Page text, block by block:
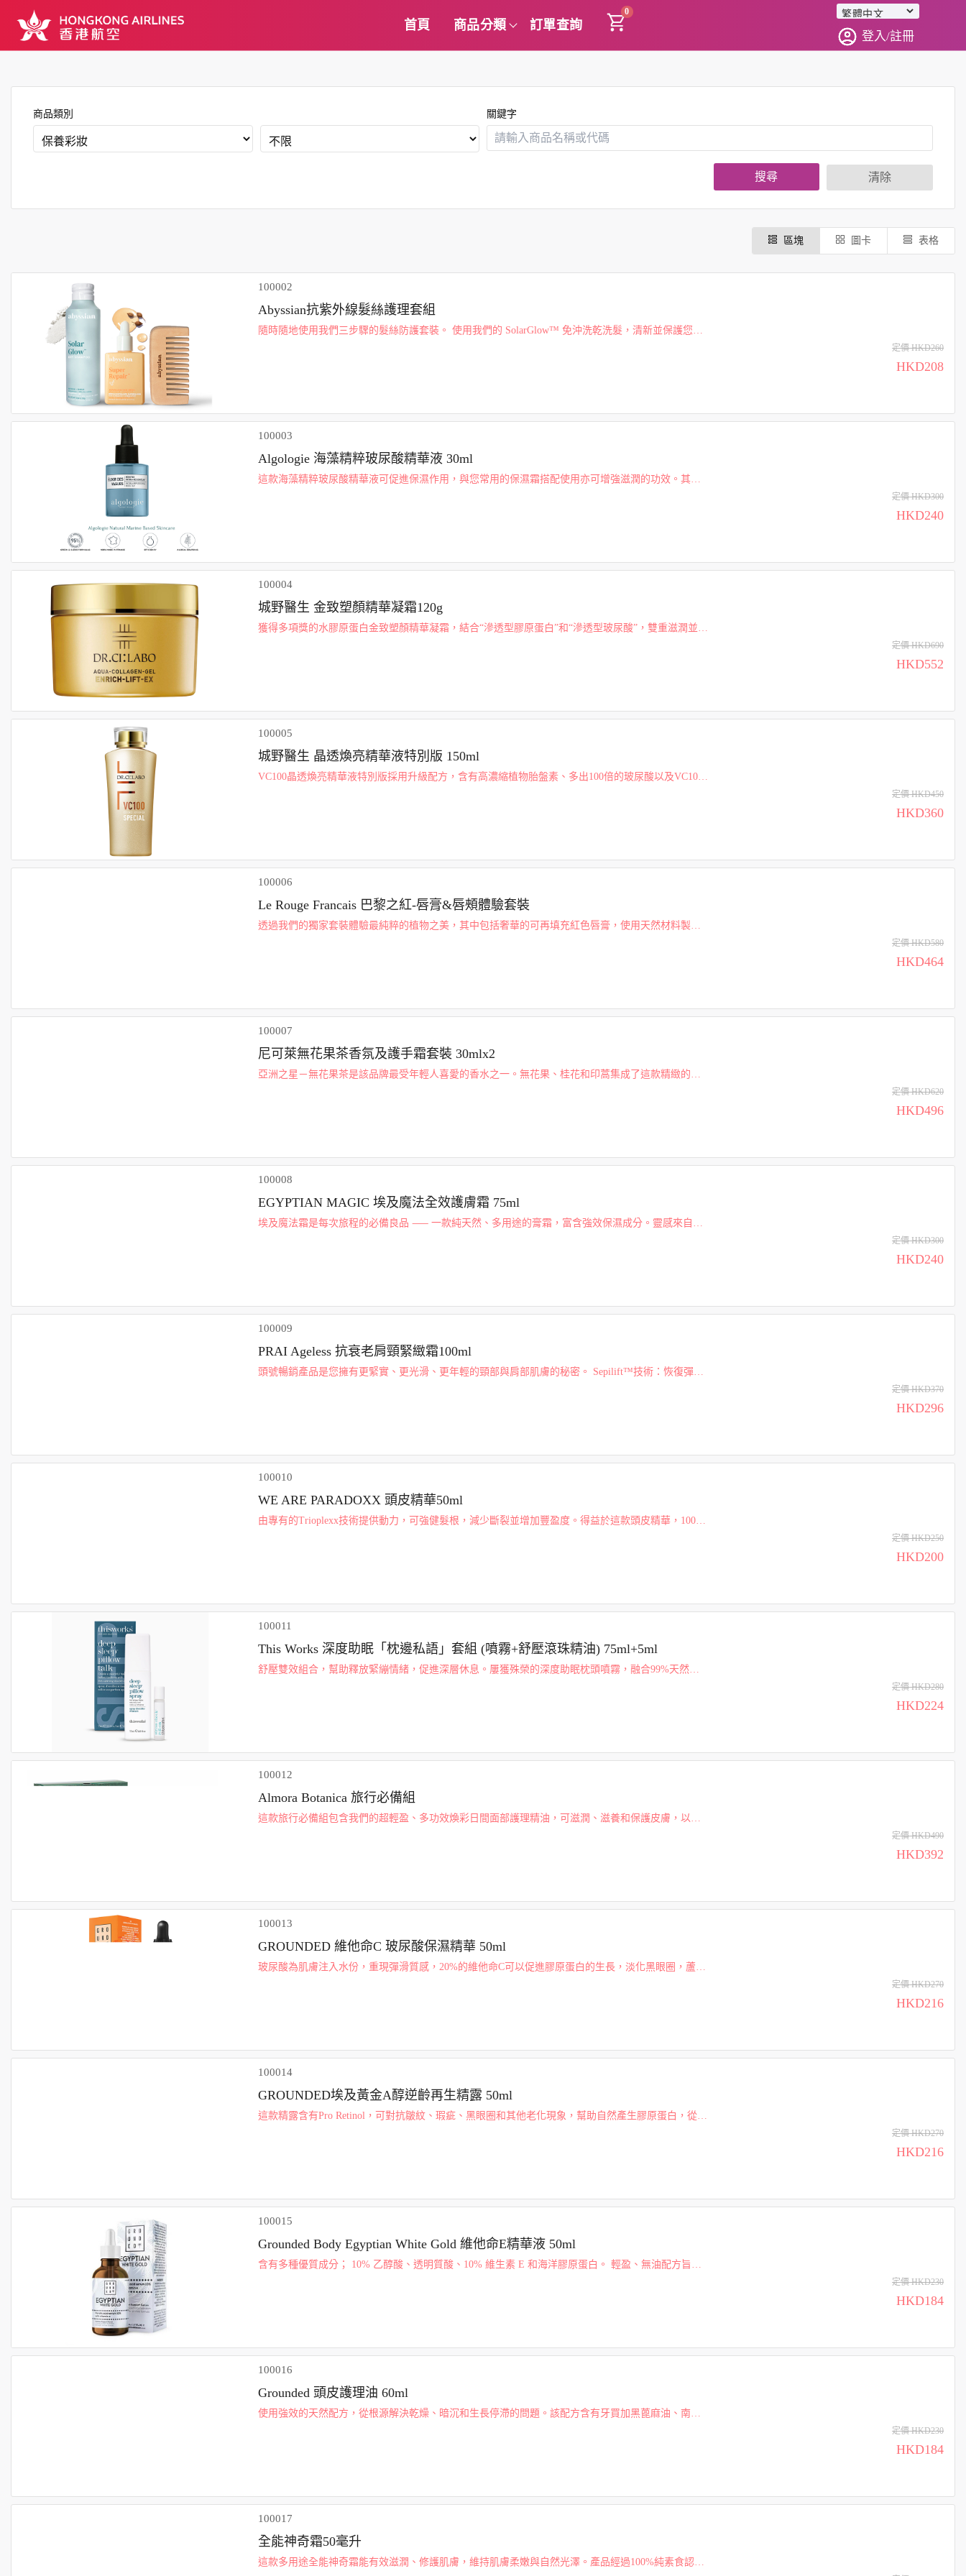
首頁 商品分類 訂單查詢
0
登入/註冊
商品類別 關鍵字
搜尋 清除
區塊 圖卡 表格
100002
Abyssian抗紫外線髮絲護理套組
隨時隨地使用我們三步驟的髮絲防護套裝。 使用我們的 SolarGlow™ 免沖洗乾洗髮，清新並保護您的
定價 HKD260
HKD208
100003
Algologie 海藻精粹玻尿酸精華液 30ml
這款海藻精粹玻尿酸精華液可促進保濕作用，與您常用的保濕霜搭配使用亦可增強滋潤的功效。其清
定價 HKD300
HKD240
100004
城野醫生 金致塑顏精華凝霜120g
獲得多項獎的水膠原蛋白金致塑顏精華凝霜，結合“滲透型膠原蛋白”和“滲透型玻尿酸”，雙重滋潤並提
定價 HKD690
HKD552
100005
城野醫生 晶透煥亮精華液特別版 150ml
VC100晶透煥亮精華液特別版採用升級配方，含有高濃縮植物胎盤素、多出100倍的玻尿酸以及VC100
定價 HKD450
HKD360
100006
Le Rouge Francais 巴黎之紅-唇膏&唇頰體驗套裝
透過我們的獨家套裝體驗最純粹的植物之美，其中包括奢華的可再填充紅色唇膏，使用天然材料製造
定價 HKD580
HKD464
100007
尼可萊無花果茶香氛及護手霜套裝 30mlx2
亞洲之星－無花果茶是該品牌最受年輕人喜愛的香水之一。無花果、桂花和印蒿集成了這款精緻的果
定價 HKD620
HKD496
100008
EGYPTIAN MAGIC 埃及魔法全效護膚霜 75ml
埃及魔法霜是每次旅程的必備良品 ⸺ 一款純天然、多用途的膏霜，富含強效保濕成分。靈感來自埃
定價 HKD300
HKD240
100009
PRAI Ageless 抗衰老肩頸緊緻霜100ml
頭號暢銷產品是您擁有更緊實、更光滑、更年輕的頸部與肩部肌膚的秘密。 Sepilift™技術：恢復彈
定價 HKD370
HKD296
100010
WE ARE PARADOXX 頭皮精華50ml
由專有的Trioplexx技術提供動力，可強健髮根，減少斷裂並增加豐盈度。得益於這款頭皮精華，100%
定價 HKD250
HKD200
100011
This Works 深度助眠「枕邊私語」套組 (噴霧+舒壓滾珠精油) 75ml+5ml
舒壓雙效組合，幫助釋放緊繃情緒，促進深層休息。屢獲殊榮的深度助眠枕頭噴霧，融合99%天然來
定價 HKD280
HKD224
100012
Almora Botanica 旅行必備組
這款旅行必備組包含我們的超輕盈、多功效煥彩日間面部護理精油，可滋潤、滋養和保護皮膚，以及
定價 HKD490
HKD392
100013
GROUNDED 維他命C 玻尿酸保濕精華 50ml
玻尿酸為肌膚注入水份，重現彈滑質感，20%的維他命C可以促進膠原蛋白的生長，淡化黑眼圈，蘆薈
定價 HKD270
HKD216
100014
GROUNDED埃及黃金A醇逆齡再生精露 50ml
這款精露含有Pro Retinol，可對抗皺紋、瑕疵、黑眼圈和其他老化現象，幫助自然產生膠原蛋白，從而
定價 HKD270
HKD216
100015
Grounded Body Egyptian White Gold 維他命E精華液 50ml
含有多種優質成分； 10% 乙醇酸、透明質酸、10% 維生素 E 和海洋膠原蛋白。 輕盈、無油配方旨在
定價 HKD230
HKD184
100016
Grounded 頭皮護理油 60ml
使用強效的天然配方，從根源解決乾燥、暗沉和生長停滯的問題。該配方含有牙買加黑蓖麻油、南瓜
定價 HKD230
HKD184
100017
全能神奇霜50毫升
這款多用途全能神奇霜能有效滋潤、修護肌膚，維持肌膚柔嫩與自然光澤。產品經過100%純素食認